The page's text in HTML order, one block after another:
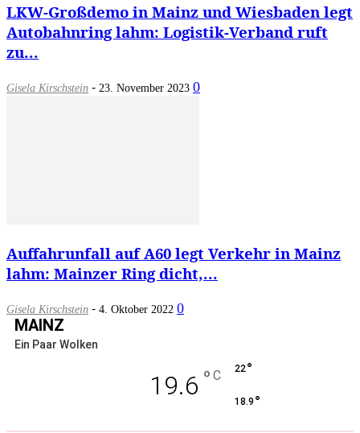
LKW-Großdemo in Mainz und Wiesbaden legt
Autobahnring lahm: Logistik-Verband ruft
zu...
Gisela Kirschstein - 23. November 2023 0
Auffahrunfall auf A60 legt Verkehr in Mainz
lahm: Mainzer Ring dicht,...
Gisela Kirschstein - 4. Oktober 2022 0
MAINZ
Ein Paar Wolken
19.6 ° C 22°
18.9 °